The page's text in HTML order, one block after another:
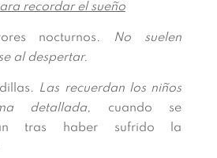
recordar el sueño
nocturnos.
No suelen
al despertar.
Las recuerdan los niños
detallada, cuando se
tras haber sufrido la